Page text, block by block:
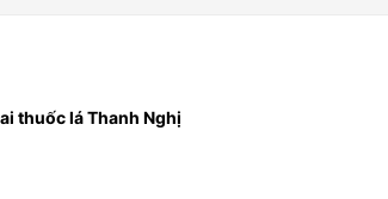
thuốc lá Thanh Nghị